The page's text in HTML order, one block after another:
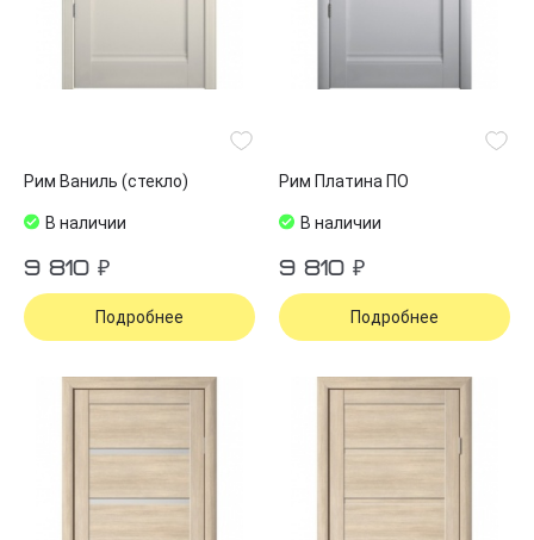
Рим Ваниль (стекло)
В наличии
9 810 ₽
Подробнее
Рим Платина ПО
В наличии
9 810 ₽
Подробнее